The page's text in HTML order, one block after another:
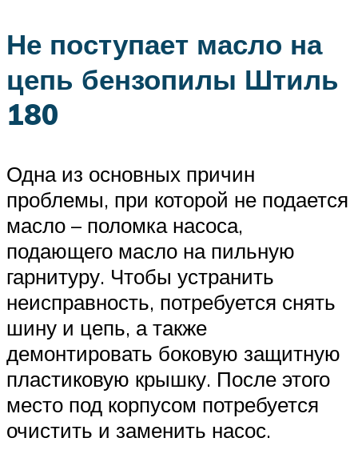
Не поступает масло на
цепь бензопилы Штиль
180
Одна из основных причин
проблемы, при которой не подается
масло – поломка насоса,
подающего масло на пильную
гарнитуру. Чтобы устранить
неисправность, потребуется снять
шину и цепь, а также
демонтировать боковую защитную
пластиковую крышку. После этого
место под корпусом потребуется
очистить и заменить насос.